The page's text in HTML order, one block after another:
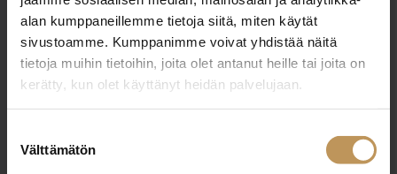
alan kumppaneillemme tietoja siitä, miten käytät
sivustoamme. Kumppanimme voivat yhdistää näitä
tietoja muihin tietoihin, joita olet antanut heille tai joita on
kerätty, kun olet käyttänyt heidän palvelujaan.
valinta
Välttämätön
"*" näyttää pakolliset kentät